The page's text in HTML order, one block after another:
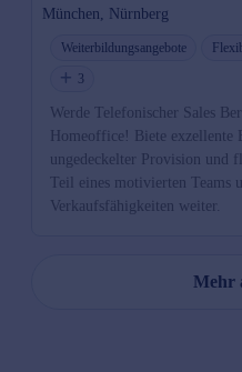
München, Nürnberg
Weiterbildungsangebote
3
Werde Telefonischer Sales
Homeoffice! Biete
ungedeckelter Provision und
Teil eines motivierten Teams
Verkaufsfähigkeiten weiter.
Mehr